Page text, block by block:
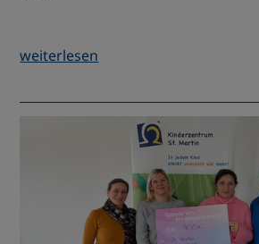
weiterlesen